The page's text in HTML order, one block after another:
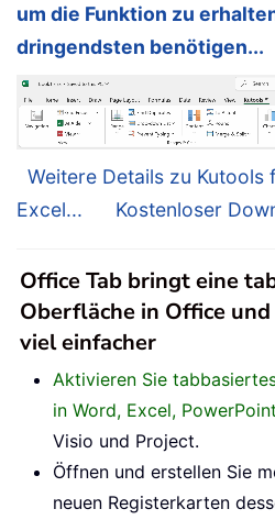
um die Funktion zu
dringendsten benötigen...
Weitere Details zu Kutools
Excel...
Kostenloser
Office Tab bringt eine
Oberfläche in Office
viel einfacher
Aktivieren Sie
in Word, Excel, PowerPoint
Visio und Project.
Öffnen und erstellen Sie
neuen Registerkarten